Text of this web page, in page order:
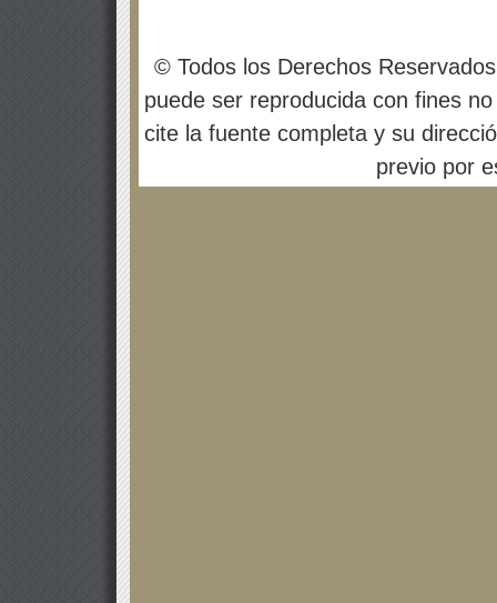
© Todos los Derechos
puede ser reproducida con fines
cite la fuente completa y su
previo por